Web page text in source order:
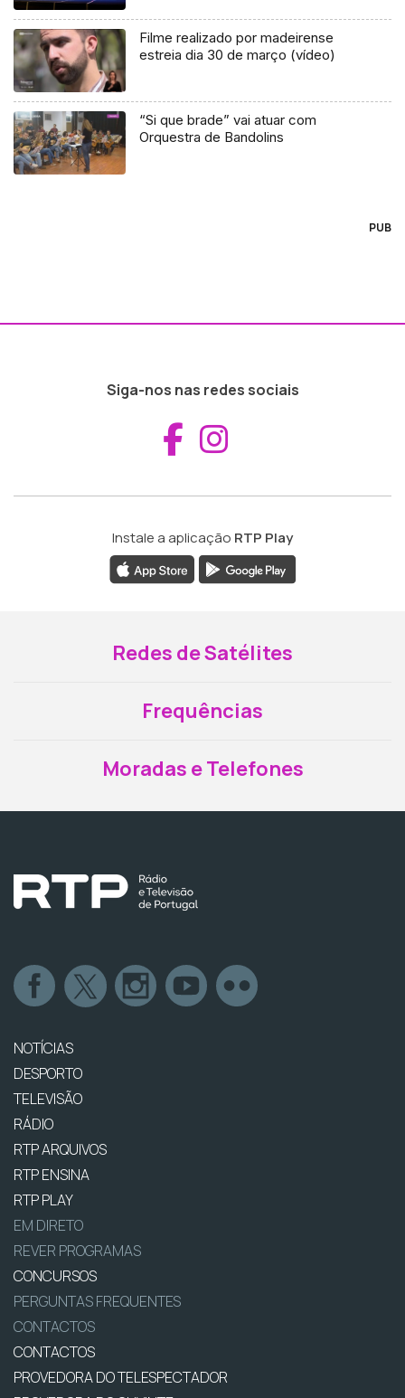
Filme realizado por madeirense
estreia dia 30 de março (vídeo)
“Si que brade” vai atuar com
Orquestra de Bandolins
PUB
Siga-nos nas redes sociais
Aceder ao
Instale a aplicação RTP Play
Redes de Satélites
Frequências
Moradas e Telefones
NOTÍCIAS
DESPORTO
TELEVISÃO
RÁDIO
RTP ARQUIVOS
RTP ENSINA
RTP PLAY
EM DIRETO
REVER PROGRAMAS
CONCURSOS
PERGUNTAS FREQUENTES
CONTACTOS
CONTACTOS
PROVEDORA DO TELESPECTADOR